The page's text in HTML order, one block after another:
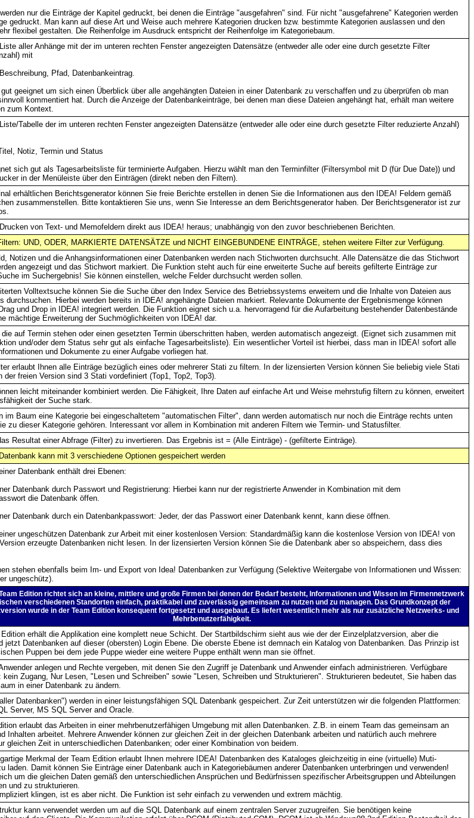
nur die Einträge der Kapitel gedruckt, bei denen die Einträge "ausgefahren" sind. Für nicht "ausgefahrene" Kategorien werden
gedruckt. Man kann auf diese Art und Weise auch mehrere Kategorien drucken bzw. bestimmte Kategorien auslassen und den
flexibel gestalten. Die Reihenfolge im Ausdruck entspricht der Reihenfolge im Kategoriebaum.
aller Anhänge mit der im unteren rechten Fenster angezeigten Datensätze (entweder alle oder eine durch gesetzte Filter
mit
Pfad, Datenbankeintrag.
geeignet um sich einen Überblick über alle angehängten Dateien in einer Datenbank zu verschaffen und zu überprüfen ob man
kommentiert hat. Durch die Anzeige der Datenbankeinträge, bei denen man diese Dateien angehängt hat, erhält man weitere
zum Kontext.
Tabelle der im unteren rechten Fenster angezeigten Datensätze (entweder alle oder eine durch gesetzte Filter reduzierte Anzahl)
Notiz, Termin und Status
sich gut als Tagesarbeitsliste für terminierte Aufgaben. Hierzu wählt man den Terminfilter (Filtersymbol mit D (für Due Date)) und
in der Menüleiste über den Einträgen (direkt neben den Filtern).
erhältlichen Berichtsgenerator können Sie freie Berichte erstellen in denen Sie die Informationen aus den IDEA! Feldern gemäß
zusammenstellen. Bitte kontaktieren Sie uns, wenn Sie Interesse an dem Berichtsgenerator haben. Der Berichtsgenerator ist zur
von Text- und Memofeldern direkt aus IDEA! heraus; unabhängig von den zuvor beschriebenen Berichten.
UND, ODER, MARKIERTE DATENSÄTZE und NICHT EINGEBUNDENE EINTRÄGE, stehen weitere Filter zur Verfügung.
Notizen und die Anhangsinformationen einer Datenbanken werden nach Stichworten durchsucht. Alle Datensätze die das Stichwort
angezeigt und das Stichwort markiert. Die Funktion steht auch für eine erweiterte Suche auf bereits gefilterte Einträge zur
im Suchergebnis! Sie können einstellen, welche Felder durchsucht werden sollen.
Volltextsuche können Sie die Suche über den Index Service des Betriebssystems erweitern und die Inhalte von Dateien aus
durchsuchen. Hierbei werden bereits in IDEA! angehängte Dateien markiert. Relevante Dokumente der Ergebnismenge können
und Drop in IDEA! integriert werden. Die Funktion eignet sich u.a. hervorragend für die Aufarbeitung bestehender Datenbestände
mächtige Erweiterung der Suchmöglichkeiten von IDEA! dar.
die auf Termin stehen oder einen gesetzten Termin überschritten haben, werden automatisch angezeigt. (Eignet sich zusammen mit
und/oder dem Status sehr gut als einfache Tagesarbeitsliste). Ein wesentlicher Vorteil ist hierbei, dass man in IDEA! sofort alle
und Dokumente zu einer Aufgabe vorliegen hat.
erlaubt Ihnen alle Einträge bezüglich eines oder mehrerer Stati zu filtern. In der lizensierten Version können Sie beliebig viele Stati
der freien Version sind 3 Stati vordefiniert (Top1, Top2, Top3).
leicht miteinander kombiniert werden. Die Fähigkeit, Ihre Daten auf einfache Art und Weise mehrstufig filtern zu können, erweitert
der Suche stark.
im Baum eine Kategorie bei eingeschaltetem "automatischen Filter", dann werden automatisch nur noch die Einträge rechts unten
zu dieser Kategorie gehören. Interessant vor allem in Kombination mit anderen Filtern wie Termin- und Statusfilter.
Resultat einer Abfrage (Filter) zu invertieren. Das Ergebnis ist = (Alle Einträge) - (gefilterte Einträge).
kann mit 3 verschiedene Optionen gespeichert werden
Datenbank enthält drei Ebenen:
Datenbank durch Passwort und Registrierung: Hierbei kann nur der registrierte Anwender in Kombination mit dem
die Datenbank öffen.
Datenbank durch ein Datenbankpasswort: Jeder, der das Passwort einer Datenbank kennt, kann diese öffnen.
ungeschützen Datenbank zur Arbeit mit einer kostenlosen Version: Standardmäßig kann die kostenlose Version von IDEA! von
erzeugte Datenbanken nicht lesen. In der lizensierten Version können Sie die Datenbank aber so abspeichern, dass dies
stehen ebenfalls beim Im- und Export von Idea! Datenbanken zur Verfügung (Selektive Weitergabe von Informationen und Wissen:
ungeschütz).
Edition richtet sich an kleine, mittlere und große Firmen bei denen der Bedarf besteht, Informationen und Wissen im Firmennetzwerk
verschiedenen Standorten einfach, praktikabel und zuverlässig gemeinsam zu nutzen und zu managen. Das Grundkonzept der
wurde in der Team Edition konsequent fortgesetzt und ausgebaut. Es liefert wesentlich mehr als nur zusätzliche Netzwerks- und
Mehrbenutzerfähigkeit.
Edition erhält die Applikation eine komplett neue Schicht. Der Startbildschirm sieht aus wie der der Einzelplatzversion, aber die
jetzt Datenbanken auf dieser (obersten) Login Ebene. Die oberste Ebene ist demnach ein Katalog von Datenbanken. Das Prinzip ist
Puppen bei dem jede Puppe wieder eine weitere Puppe enthält wenn man sie öffnet.
anlegen und Rechte vergeben, mit denen Sie den Zugriff je Datenbank und Anwender einfach administrieren. Verfügbare
kein Zugang, Nur Lesen, "Lesen und Schreiben" sowie "Lesen, Schreiben und Strukturieren". Strukturieren bedeutet, Sie haben das
in einer Datenbank zu ändern.
Datenbanken") werden in einer leistungsfähigen SQL Datenbank gespeichert. Zur Zeit unterstützen wir die folgenden Plattformen:
Server, MS SQL Server and Oracle.
erlaubt das Arbeiten in einer mehrbenutzerfähigen Umgebung mit allen Datenbanken. Z.B. in einem Team das gemeinsam an
Inhalten arbeitet. Mehrere Anwender können zur gleichen Zeit in der gleichen Datenbank arbeiten und natürlich auch mehrere
gleichen Zeit in unterschiedlichen Datenbanken; oder einer Kombination von beidem.
Merkmal der Team Edition erlaubt Ihnen mehrere IDEA! Datenbanken des Kataloges gleichzeitig in eine (virtuelle) Muti-
laden. Damit können Sie Einträge einer Datenbank auch in Kategoriebäumen anderer Datenbanken unterbringen und verwenden!
um die gleichen Daten gemäß den unterschiedlichen Ansprüchen und Bedürfnissen spezifischer Arbeitsgruppen und Abteilungen
und zu strukturieren.
klingen, ist es aber nicht. Die Funktion ist sehr einfach zu verwenden und extrem mächtig.
kann verwendet werden um auf die SQL Datenbank auf einem zentralen Server zuzugreifen. Sie benötigen keine